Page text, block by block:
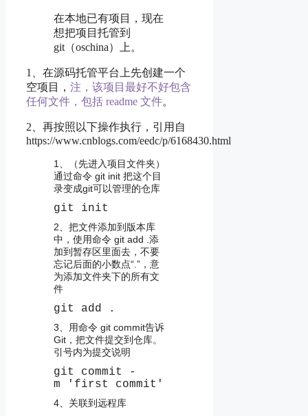
在本地已有项目，现在
想把项目托管到
git（oschina）上。
1、在源码托管平台上先创建一个
空项目， 注，该项目最好不好包含
任何文件，包括 readme 文件。
2、再按照以下操作执行，引用自
https://www.cnblogs.com/eedc/p/6168430.html
1、（先进入项目文件夹）
通过命令 git init 把这个目
录变成git可以管理的仓库
git init
2、把文件添加到版本库
中，使用命令 git add .添
加到暂存区里面去，不要
忘记后面的小数点“.”，意
为添加文件夹下的所有文
件
git add .
3、用命令 git commit告诉
Git，把文件提交到仓库。
引号内为提交说明
git commit -
m 'first commit'
4、关联到远程库